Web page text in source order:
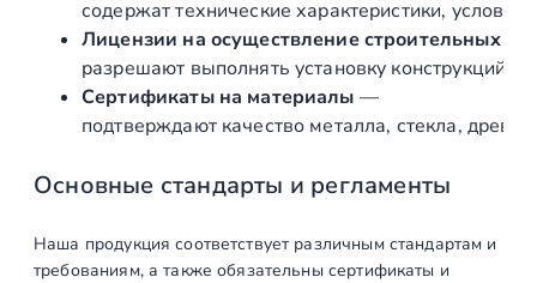
о
содержат технические характеристики,
Лицензии на осуществление строительных и
разрешают выполнять установку конструкций
Сертификаты на материалы —
подтверждают качество металла, стекла,
Основные стандарты и регламенты
Наша продукция соответствует различным стандартам и
требованиям, а также обязательны сертификаты и